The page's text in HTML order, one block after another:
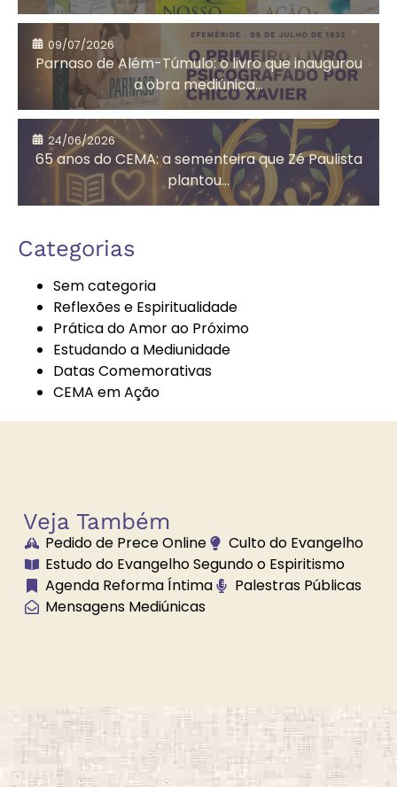
Arrependimento
Artesanato
Solidário
Assistência
Social
Auta de Souza
Autoconhecimento
Bazar
Beneficente
Brilhe a Vossa
Luz
Bússola
Espiritual
Caridade em
Ação
Carnaval
09/07/2026
Parnaso de Além-Túmulo: o livro que inaugurou
a obra mediúnica...
24/06/2026
65 anos do CEMA: a sementeira que Zé Paulista
plantou...
Categorias
Sem categoria
Reflexões e Espiritualidade
Prática do Amor ao Próximo
Estudando a Mediunidade
Datas Comemorativas
CEMA em Ação
Veja Também
Pedido de Prece Online
Culto do Evangelho
Estudo do Evangelho Segundo o Espiritismo
Agenda Reforma Íntima
Palestras Públicas
Mensagens Mediúnicas